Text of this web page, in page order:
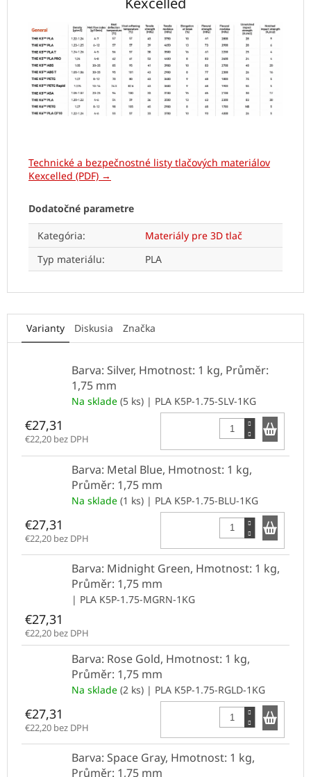
Technické a bezpečnostné listy tlačových materiálov
Kexcelled (PDF) →
Dodatočné parametre
Kategória:
Materiály pre 3D tlač
Typ materiálu: PLA
Varianty Diskusia Značka
Barva: Silver, Hmotnost: 1 kg, Průměr:
1,75 mm
Na sklade (5 ks) | PLA K5P-1.75-SLV-1KG
€27,31
€22,20 bez DPH
Do
Barva: Metal Blue, Hmotnost: 1 kg,
Průměr: 1,75 mm
Na sklade (1 ks) | PLA K5P-1.75-BLU-1KG
€27,31
€22,20 bez DPH
Do
Barva: Midnight Green, Hmotnost: 1 kg,
Průměr: 1,75 mm
| PLA K5P-1.75-MGRN-1KG
€27,31
€22,20 bez DPH
Barva: Rose Gold, Hmotnost: 1 kg,
Průměr: 1,75 mm
Na sklade (2 ks) | PLA K5P-1.75-RGLD-1KG
€27,31
€22,20 bez DPH
Do
Barva: Space Gray, Hmotnost: 1 kg,
Průměr: 1,75 mm